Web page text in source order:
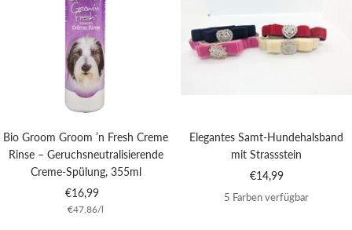
Bio Groom Groom ’n Fresh Creme
Rinse – Geruchsneutralisierende
Creme-Spülung, 355ml
Angebotspreis
€16,99
€47,86/l
Elegantes Samt-Hundehalsband
mit Strassstein
Angebotspreis
€14,99
5 Farben verfügbar